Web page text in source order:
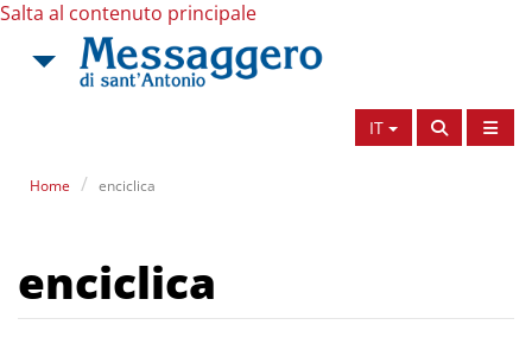
Salta al contenuto principale
IT
Home enciclica
enciclica